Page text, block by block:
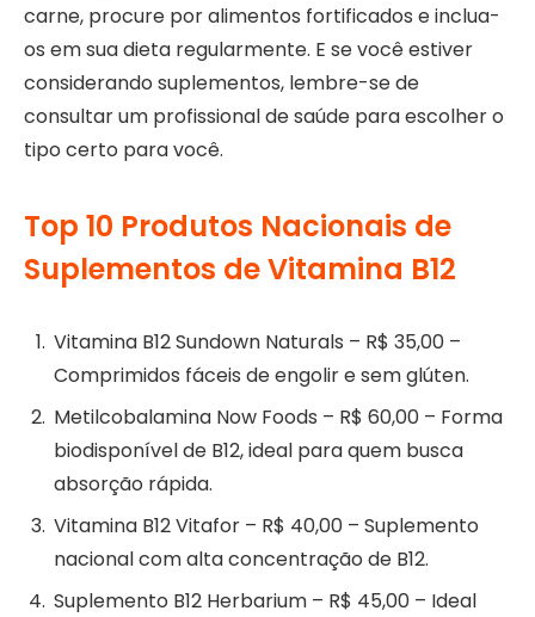
carne, procure por alimentos fortificados e inclua-
os em sua dieta regularmente. E se você estiver
considerando suplementos, lembre-se de
consultar um profissional de saúde para escolher o
tipo certo para você.
Top 10 Produtos Nacionais de
Suplementos de Vitamina B12
Vitamina B12 Sundown Naturals – R$ 35,00 –
Comprimidos fáceis de engolir e sem glúten.
Metilcobalamina Now Foods – R$ 60,00 – Forma
biodisponível de B12, ideal para quem busca
absorção rápida.
Vitamina B12 Vitafor – R$ 40,00 – Suplemento
nacional com alta concentração de B12.
Suplemento B12 Herbarium – R$ 45,00 – Ideal